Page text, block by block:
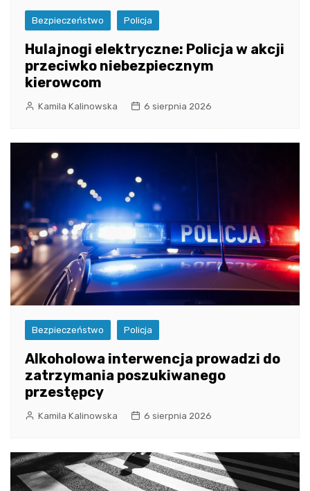
Bezpieczeństwo Policja
Hulajnogi elektryczne: Policja w akcji
przeciwko niebezpiecznym
kierowcom
Kamila Kalinowska 6 sierpnia 2026
Bezpieczeństwo Policja
Alkoholowa interwencja prowadzi do
zatrzymania poszukiwanego
przestępcy
Kamila Kalinowska 6 sierpnia 2026